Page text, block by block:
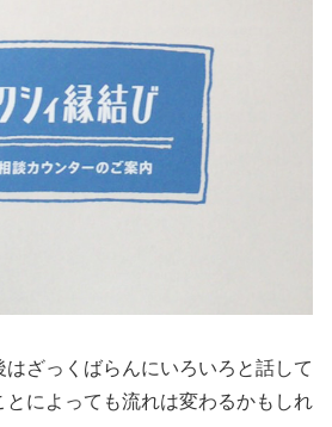
はざっくばらんにいろいろと話して
とによっても流れは変わるかもしれ